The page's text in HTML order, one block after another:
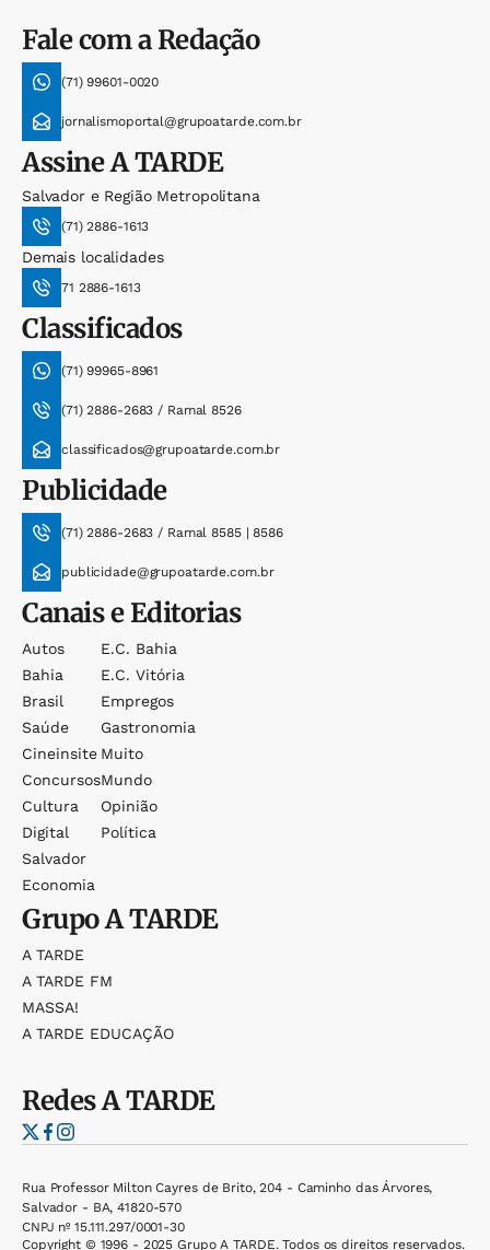
Fale com a Redação
(71) 99601-0020
jornalismoportal@grupoatarde.com.br
AssineA TARDE
Salvador e Região Metropolitana
(71) 2886-1613
Demais localidades
71 2886-1613
Classificados
(71) 99965-8961
(71) 2886-2683 / Ramal 8526
classificados@grupoatarde.com.br
Publicidade
(71) 2886-2683 / Ramal 8585 | 8586
publicidade@grupoatarde.com.br
Canais e Editorias
Autos
Bahia
Brasil
Saúde
Cineinsite
Concursos
Cultura
Digital
Salvador
Economia
E.c. Bahia
E.c. Vitória
Empregos
Gastronomia
Muito
Mundo
Opinião
Política
GrupoA TARDE
A TARDE
A TARDE FM
MASSA!
A TARDE EDUCAÇÃO
RedesA TARDE
Rua Professor Milton Cayres de Brito, 204 - Caminho das Árvores,
Salvador - BA, 41820-570
CNPJ nº 15.111.297/0001-30
Copyright © 1996 - 2025 Grupo A TARDE. Todos os direitos reservados.